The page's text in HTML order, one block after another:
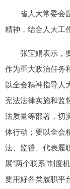
省人大常委会副
精神，结合人大工
张宝娟表示，要
作为重大政治任务
以全会精神指导人
宪法法律实施和监
法质量等部署，切
体行动；要以全会
法、监督、代表履
展“两个联系”制度
要用好各类履职平